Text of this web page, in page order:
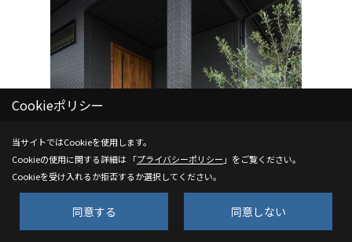
Cookieポリシー
当サイトではCookieを使用します。
Cookieの使用に関する詳細は 「プライバシーポリシー 」をご覧ください。
Cookieを受け入れるか拒否するか選択してください。
同意する 同意しない